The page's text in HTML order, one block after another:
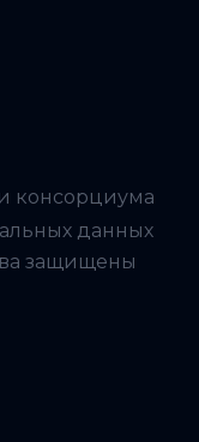
консорциума
данных
защищены